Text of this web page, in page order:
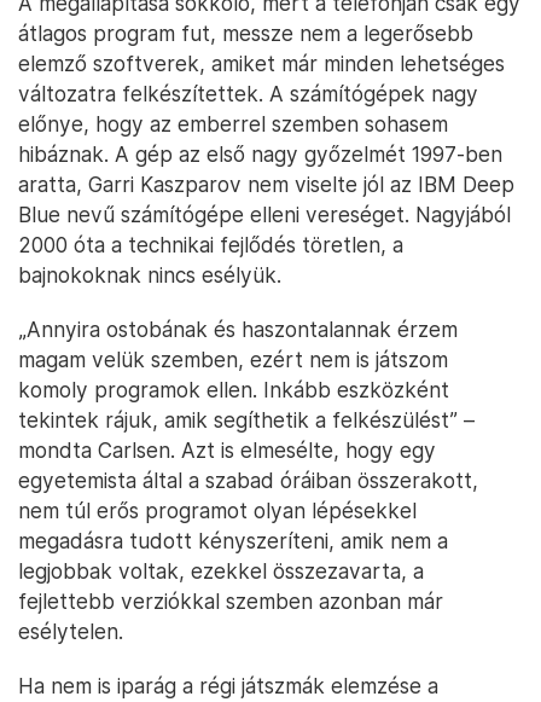
átlagos program fut, messze nem a legerősebb
elemző szoftverek, amiket már minden lehetséges
változatra felkészítettek. A számítógépek nagy
előnye, hogy az emberrel szemben sohasem
hibáznak. A gép az első nagy győzelmét 1997-ben
aratta, Garri Kaszparov nem viselte jól az IBM Deep
Blue nevű számítógépe elleni vereséget. Nagyjából
2000 óta a technikai fejlődés töretlen, a
bajnokoknak nincs esélyük.
„Annyira ostobának és haszontalannak érzem
magam velük szemben, ezért nem is játszom
komoly programok ellen. Inkább eszközként
tekintek rájuk, amik segíthetik a felkészülést” –
mondta Carlsen. Azt is elmesélte, hogy egy
egyetemista által a szabad óráiban összerakott,
nem túl erős programot olyan lépésekkel
megadásra tudott kényszeríteni, amik nem a
legjobbak voltak, ezekkel összezavarta, a
fejlettebb verziókkal szemben azonban már
esélytelen.
Ha nem is iparág a régi játszmák elemzése a